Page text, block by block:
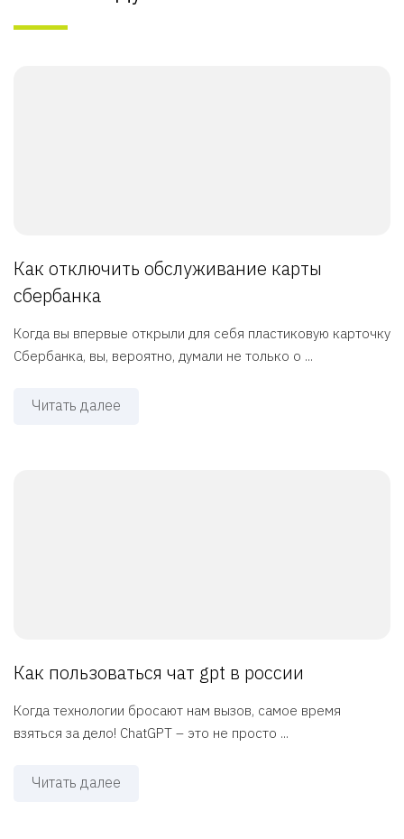
Как отключить обслуживание карты
сбербанка
Когда вы впервые открыли для себя пластиковую карточку
Сбербанка, вы, вероятно, думали не только о ...
Читать далее
Как пользоваться чат gpt в россии
Когда технологии бросают нам вызов, самое время
взяться за дело! ChatGPT – это не просто ...
Читать далее